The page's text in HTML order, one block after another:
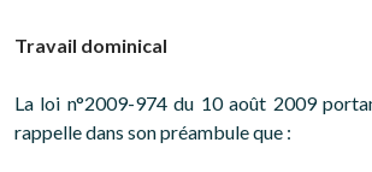
Travail dominical
La loi n°2009-974 du 10 août 2009
rappelle dans son préambule que :